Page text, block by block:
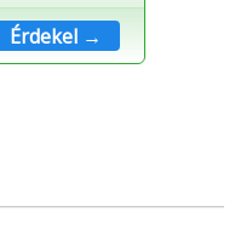
Érdekel →